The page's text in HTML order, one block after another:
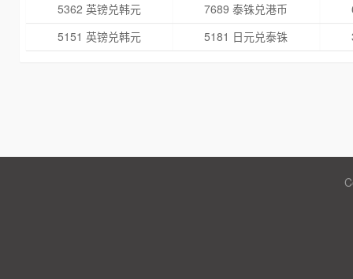
5362 英镑兑韩元
7689 泰铢兑港币
5151 英镑兑韩元
5181 日元兑泰铢